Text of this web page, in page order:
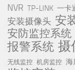
NVR TP-LINK 一卡
安装摄像头 安
安防监控系统
报警系统 摄
无线监控 机房监控 海